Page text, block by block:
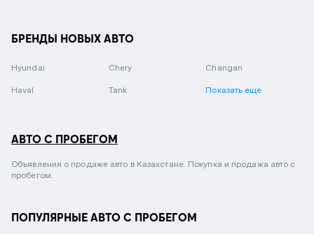
БРЕНДЫ НОВЫХ АВТО
Hyundai Chery Changan
Haval Tank Показать еще
АВТО С ПРОБЕГОМ
Объявления о продаже авто в Казахстане. Покупка и продажа авто с
пробегом.
ПОПУЛЯРНЫЕ АВТО С ПРОБЕГОМ